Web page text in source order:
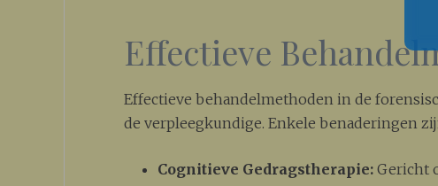
Effectieve
Effectieve behandelmethoden in de
de verpleegkundige. Enkele benaderingen
Cognitieve Gedragstherapie: Gericht